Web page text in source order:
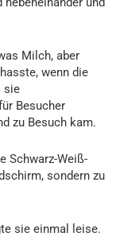
Milch, aber
wenn die
sie
Besucher
zu Besuch kam.
Schwarz-Weiß-
sondern zu
sie einmal leise.